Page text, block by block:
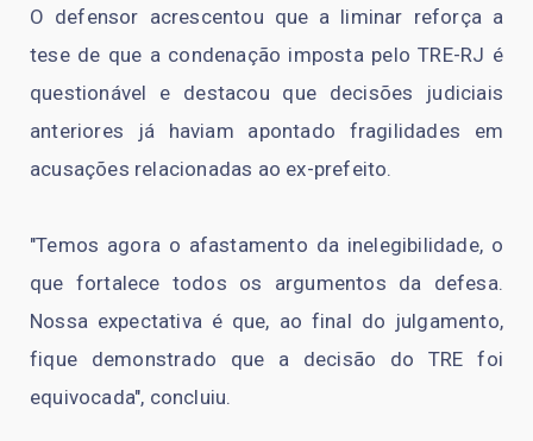
O defensor acrescentou que a liminar reforça a
tese de que a condenação imposta pelo TRE-RJ é
questionável e destacou que decisões judiciais
anteriores já haviam apontado fragilidades em
acusações relacionadas ao ex-prefeito.
"Temos agora o afastamento da inelegibilidade, o
que fortalece todos os argumentos da defesa.
Nossa expectativa é que, ao final do julgamento,
fique demonstrado que a decisão do TRE foi
equivocada", concluiu.